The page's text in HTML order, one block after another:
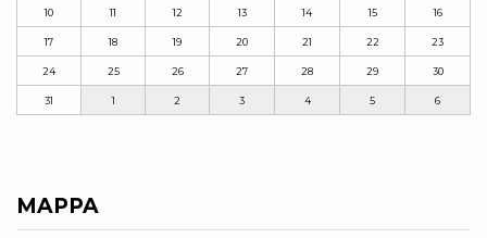
10 11 12 13 14 15 16
17 18 19 20 21 22 23
24 25 26 27 28 29 30
31 1 2 3 4 5 6
MAPPA